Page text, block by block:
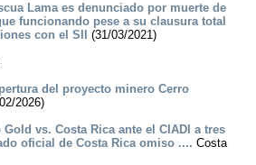
Lama es denunciado por muerte de
funcionando pese a su clausura total
con el SII
(31/03/2021)
del proyecto minero Cerro
2026)
vs. Costa Rica ante el CIADI a tres
oficial de Costa Rica omiso .... Costa